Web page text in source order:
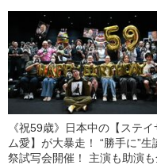
《祝59歳》日本中の【ステイ
ム愛】が大暴走！ “勝手に”生
祭試写会開催！ 主演も助演